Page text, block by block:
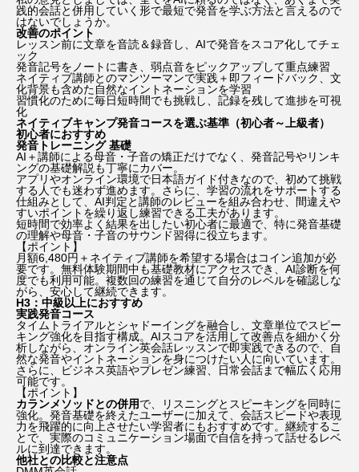
ティモシー・シャラメ トーマシン・マッケンジー
トイ・ストーリー5 トム・クルーズ
ドラマ版『ハリー・ポッター』
ニコール・キッドマン ニコラス・ケイジ
ハリー・ポッター ハリウッド
ハル・ベリー
ファンタスティック４：ファースト・ステップ
プラダを着た悪魔 プラダを着た悪魔2
ブラッド・ピット プレデター：バッドランド
フレンズ ペドロ・パスカル
マーティ・シュプリーム 世界をつかめ
マイ・インターン マイキー・マディソン
践的会話と併用していく形で最短で発音を学ぶ方法と言えるので
はないでしょうか。
改善のポイント
レッスン前に文章を音読＆録音し、AIで発音をスコア化してチェ
ック
発音記号をノートに書き、弱点音をピックアップして重点練習
ネイティブ講師とのマンツーマンで実践＋即フィードバック、文
化背景も含めた自然なイントネーションを学習
習慣化のために毎日短時間でも挑戦し、記録を残して進捗を可視
化
ネイティブキャンプ発音コースを選ぶ基準（初心者～上級者）
初心者におすすめ
発音トレーニング 基礎
AI＋講師による母音・子音の矯正だけでなく、発音記号やリンキ
ングの基礎解説も丁寧にカバー。
アプリやオンライン環境で日本語ガイド付きなので、初めて挑戦
する人でも迷わず進めます。さらに、学習の流れをサポートする
仕組みとして、AI判定と講師のレビューを組み合わせ、間違えや
すいポイントを繰り返し練習できる工夫があります。
短時間で効率よく結果を出したい初心者に最適で、特に発音基礎
の理解や母音・子音のサウンド習得に役立ちます。
【ポイント 】
月額6,480円＋ネイティブ講師を希望する場合はコイン追加が必
要です。無料体験期間中も基礎教材にアクセスでき、AI診断を何
度でも利用可能。複数回の練習を通じて自分のレベルを確認しな
がら、安心して継続できます。
H3：中級以上におすすめ
実践発音コース
タイムトライアルとシャドーイングを融合し、文章単位でスピー
キング強化を目指す構成。AIスコアを活用して改善点を細かく分
析しながら、オンライン英会話レッスンで即実践できるので、
自
然な発音やイントネーションを身につけたい人 に向いています。
さらに、ビジネス英語やプレゼン練習、日常会話まで幅広く応用
可能です。
【ポイント 】
カランメソッドとの併用で、リスニングとスピーキングを同時に
強化。発音基礎を終えたユーザーに加えて、会話スピードや表現
力を飛躍的に向上させたい学習者にもおすすめです。継続するこ
とで、実際のコミュニケーション場面で自信を持って話せるレベ
ルに到達できます。
他社との比較と注意点